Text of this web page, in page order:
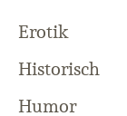
Erotik
Historisch
Humor